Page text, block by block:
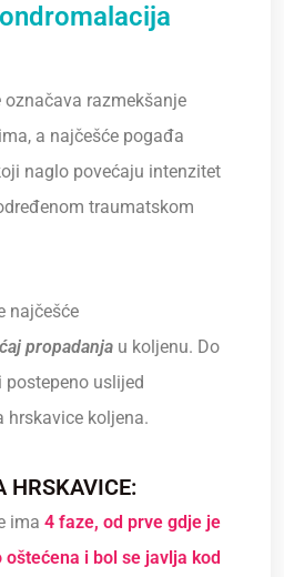
označava razmekšanje
a najčešće pogađa
naglo povećaju intenzitet
traumatskom
najčešće
propadanja u koljenu. Do
uslijed
hrskavice koljena.
HRSKAVICE:
ima 4 faze, od prve gdje je
i bol se javlja kod